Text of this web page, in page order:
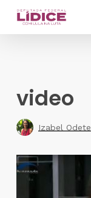
Skip
video
Izabel Odete